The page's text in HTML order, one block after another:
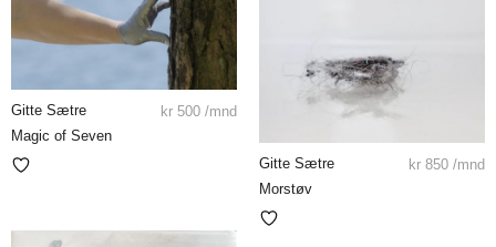
Gitte Sætre
Magic of Seven
kr 500 /mnd
Gitte Sætre
Morstøv
kr 850 /mnd